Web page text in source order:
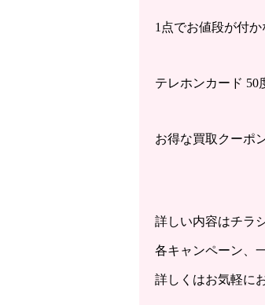
1点でお値段が付
テレホンカード
お得な買取クーポ
詳しい内容はチラ
各キャンペーン、
詳しくはお気軽に